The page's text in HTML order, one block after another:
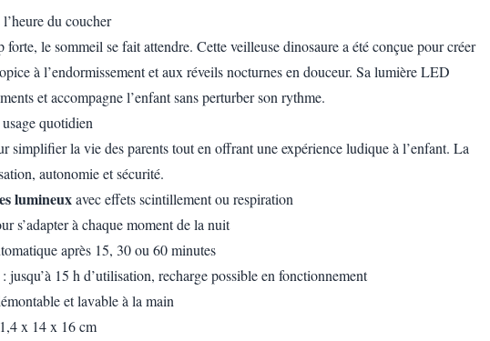
du coucher
le sommeil se fait attendre. Cette veilleuse dinosaure a été conçue pour créer
à l’endormissement et aux réveils nocturnes en douceur. Sa lumière LED
et accompagne l’enfant sans perturber son rythme.
quotidien
simplifier la vie des parents tout en offrant une expérience ludique à l’enfant. La
autonomie et sécurité.
lumineuxavec effets scintillement ou respiration
s’adapter à chaque moment de la nuit
après 15, 30 ou 60 minutes
: jusqu’à 15 h d’utilisation, recharge possible en fonctionnement
et lavable à la main
x 14 x 16 cm